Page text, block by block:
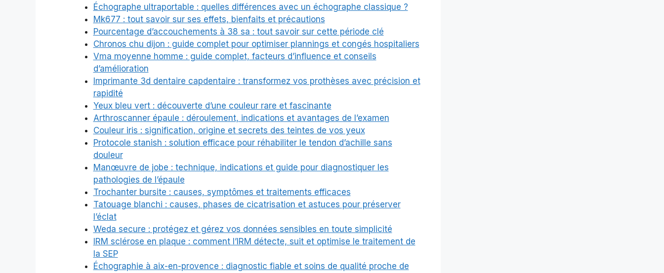
Échographe ultraportable : quelles différences avec un échographe classique ?
Mk677 : tout savoir sur ses effets, bienfaits et précautions
Pourcentage d’accouchements à 38 sa : tout savoir sur cette période clé
Chronos chu dijon : guide complet pour optimiser plannings et congés hospitaliers
Vma moyenne homme : guide complet, facteurs d’influence et conseils
d’amélioration
Imprimante 3d dentaire capdentaire : transformez vos prothèses avec précision et
rapidité
Yeux bleu vert : découverte d’une couleur rare et fascinante
Arthroscanner épaule : déroulement, indications et avantages de l’examen
Couleur iris : signification, origine et secrets des teintes de vos yeux
Protocole stanish : solution efficace pour réhabiliter le tendon d’achille sans
douleur
Manœuvre de jobe : technique, indications et guide pour diagnostiquer les
pathologies de l’épaule
Trochanter bursite : causes, symptômes et traitements efficaces
Tatouage blanchi : causes, phases de cicatrisation et astuces pour préserver
l’éclat
Weda secure : protégez et gérez vos données sensibles en toute simplicité
IRM sclérose en plaque : comment l’IRM détecte, suit et optimise le traitement de
la SEP
Échographie à aix-en-provence : diagnostic fiable et soins de qualité proche de